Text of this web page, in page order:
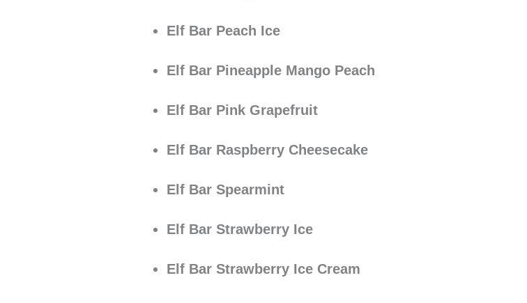
Elf Bar Peach Ice
Elf Bar Pineapple Mango Peach
Elf Bar Pink Grapefruit
Elf Bar Raspberry Cheesecake
Elf Bar Spearmint
Elf Bar Strawberry Ice
Elf Bar Strawberry Ice Cream